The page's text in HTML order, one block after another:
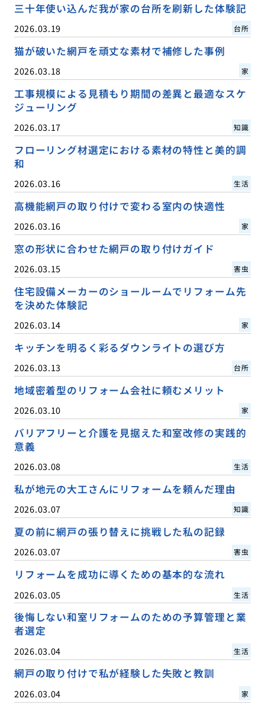
三十年使い込んだ我が家の台所を刷新した体験記
2026.03.19 台所
猫が破いた網戸を頑丈な素材で補修した事例
2026.03.18 家
工事規模による見積もり期間の差異と最適なスケ
ジューリング
2026.03.17 知識
フローリング材選定における素材の特性と美的調
和
2026.03.16 生活
高機能網戸の取り付けで変わる室内の快適性
2026.03.16 家
窓の形状に合わせた網戸の取り付けガイド
2026.03.15 害虫
住宅設備メーカーのショールームでリフォーム先
を決めた体験記
2026.03.14 家
キッチンを明るく彩るダウンライトの選び方
2026.03.13 台所
地域密着型のリフォーム会社に頼むメリット
2026.03.10 家
バリアフリーと介護を見据えた和室改修の実践的
意義
2026.03.08 生活
私が地元の大工さんにリフォームを頼んだ理由
2026.03.07 知識
夏の前に網戸の張り替えに挑戦した私の記録
2026.03.07 害虫
リフォームを成功に導くための基本的な流れ
2026.03.05 生活
後悔しない和室リフォームのための予算管理と業
者選定
2026.03.04 生活
網戸の取り付けで私が経験した失敗と教訓
2026.03.04 家